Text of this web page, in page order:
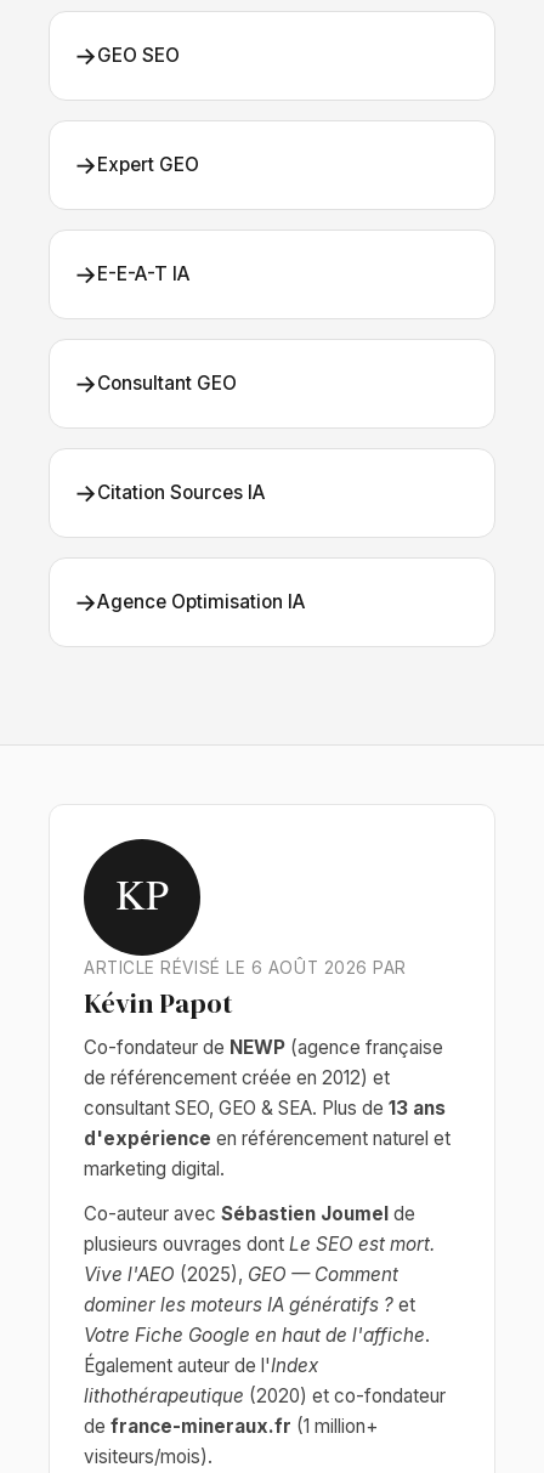
→GEO SEO
→Expert GEO
→E-E-A-T IA
→Consultant GEO
→Citation Sources IA
→Agence Optimisation IA
KP
ARTICLE RÉVISÉ LE 6 AOÛT 2026 PAR
Kévin Papot
Co-fondateur de NEWP (agence française
de référencement créée en 2012) et
consultant SEO, GEO & SEA. Plus de 13 ans
d'expérience en référencement naturel et
marketing digital.
Co-auteur avec Sébastien Joumel de
plusieurs ouvrages dont Le SEO est mort.
Vive l'AEO (2025), GEO — Comment
dominer les moteurs IA génératifs ? et
Votre Fiche Google en haut de l'affiche.
Également auteur de l'Index
lithothérapeutique (2020) et co-fondateur
de france-mineraux.fr (1 million+
visiteurs/mois).